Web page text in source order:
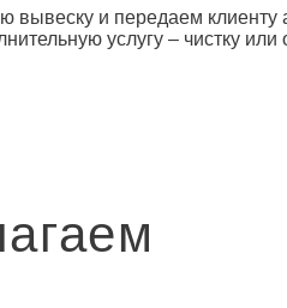
вывеску и передаем клиенту
услугу – чистку